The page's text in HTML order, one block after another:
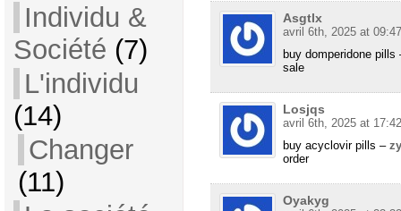
Individu &
Société (7)
L'individu
(14)
Changer
(11)
Asgtlx
avril 6th, 2025 at 09:47
buy domperidone
sale
Losjqs
avril 6th, 2025 at 17:42
buy acyclovir pills –
order
Oyakyg